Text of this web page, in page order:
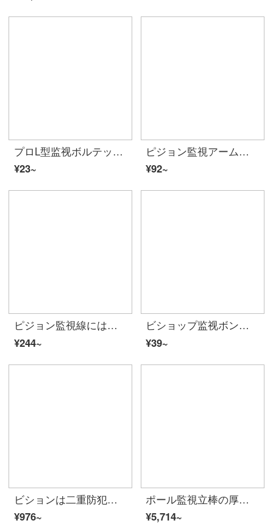
プロL型监视ボルテックス防犯カメラ伸縮ブラケット延長ロッド壁装室内外ユニバー海康DAHUAビオラロッドアルミニウム合金加粗横アームブラケット4本の膨张ネジ（1本のブラケットは4本必要）
¥23~
ピジョン監視アームホルダ室外防犯カミラ電柱抱柱鉄手摺抱箍支柱鴨口万向節海康DAHUAビオカラ抱箍支柱抱箍支柱（鉄材質）抱輪を持たない
¥92~
ピジョン監視線には電源が付いています。総合線の完成品ラインシミ・ション防犯犯カメラ二合一ビデオ線の信号線は20メートルです。
¥244~
ビショップ监视ボントアロク防止犯カメララック室内外ユニバサールアルミニウム合金ABSプラスチック海康DAHUAビオラ05ブラケット吊り壁装万向支柱
¥39~
ビションは二重防犯ガーターを監視しています。室外ランプ電柱を長くして、ボールポールアックを抱いています。サイコロ高速ボールマシン抱柱コンクリート支柱監視壁角に横腕支柱を設置しています。
¥976~
ポール監視立棒の厚さ3/4/5メートルの防犯上のボンドアロック高速ボールスタンド屋外道路団地監視バー5メートルボールモデル
¥5,714~